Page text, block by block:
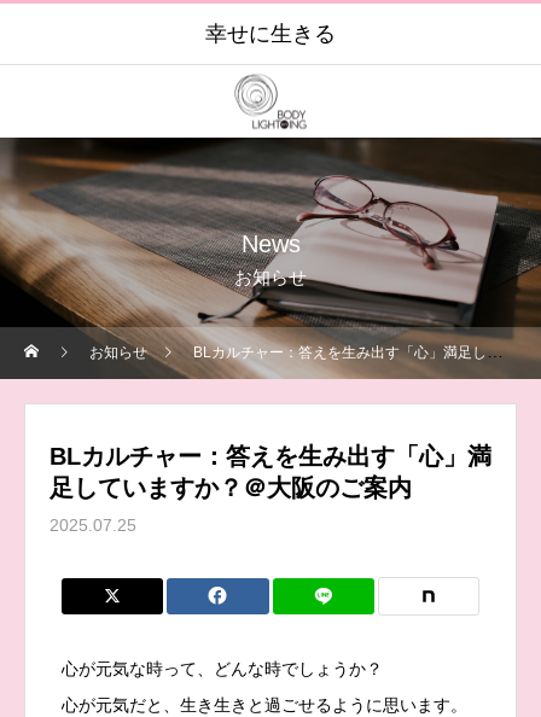
幸せに生きる
News
お知らせ
お知らせ BLカルチャー：答えを生み出す「心」満足していますか？＠大阪のご案内
BLカルチャー：答えを生み出す「心」満
足していますか？＠大阪のご案内
2025.07.25
心が元気な時って、どんな時でしょうか？
心が元気だと、生き生きと過ごせるように思います。